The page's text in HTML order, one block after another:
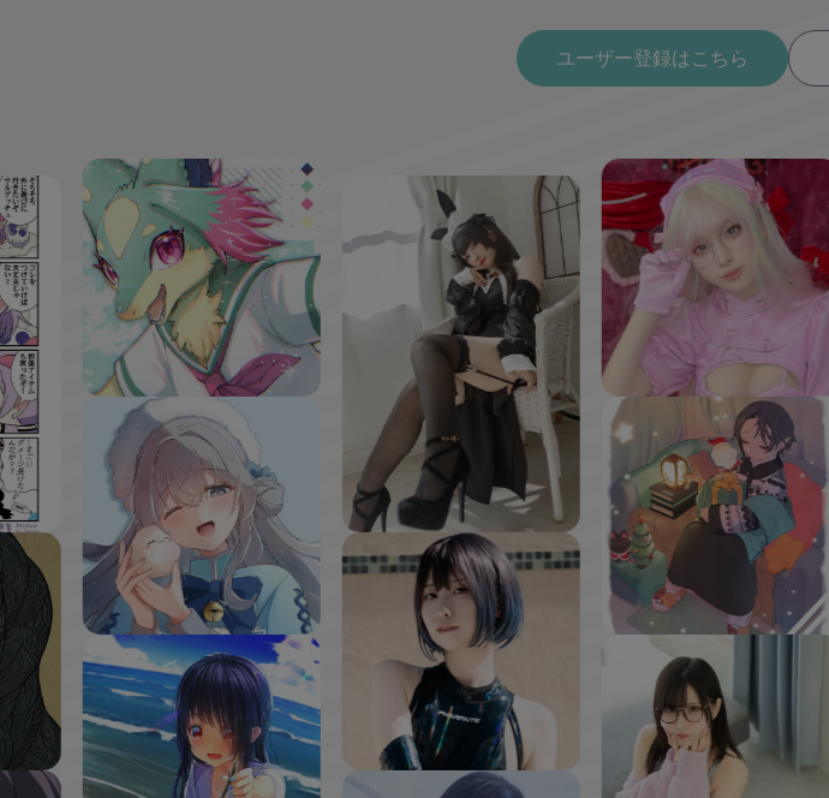
ユーザー登録はこちら